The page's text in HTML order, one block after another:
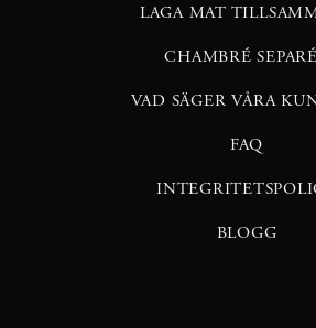
LAGA MAT
CHAMBRÉ
VAD SÄGER VÅRA
FAQ
BLOGG